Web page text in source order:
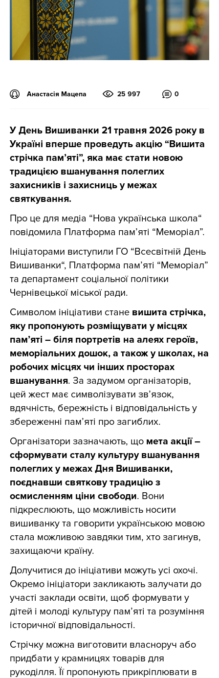
Анастасія Мацепа 25 997 0
У День Вишиванки 21 травня 2026 року в
Україні вперше проведуть акцію “Вишита
стрічка памʼяті”, яка має стати новою
традицією вшанування полеглих
захисників і захисниць у межах
святкування.
Про це для медіа “Нова українська школа“
повідомила Платформа пам’яті “Меморіал”.
Ініціаторами виступили ГО “Всесвітній День
Вишиванки“, Платформа пам’яті “Меморіал”
та департамент соціальної політики
Чернівецької міської ради.
Символом ініціативи стане вишита стрічка,
яку пропонують розміщувати у місцях
пам’яті – біля портретів на алеях героїв,
меморіальних дошок, а також у школах, на
робочих місцях чи інших просторах
вшанування. За задумом організаторів,
цей жест має символізувати зв’язок,
вдячність, бережність і відповідальність у
збереженні пам’яті про загиблих.
Організатори зазначають, що мета акції –
сформувати сталу культуру вшанування
полеглих у межах Дня Вишиванки,
поєднавши святкову традицію з
осмисленням ціни свободи. Вони
підкреслюють, що можливість носити
вишиванку та говорити українською мовою
стала можливою завдяки тим, хто загинув,
захищаючи країну.
Долучитися до ініціативи можуть усі охочі.
Окремо ініціатори закликають залучати до
участі заклади освіти, щоб формувати у
дітей і молоді культуру пам’яті та розуміння
історичної відповідальності.
Стрічку можна виготовити власноруч або
придбати у крамницях товарів для
рукоділля. Її пропонують прикріплювати в